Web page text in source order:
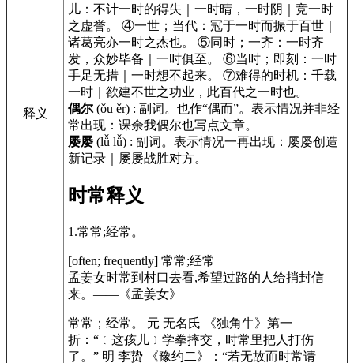
释义
儿：不计一时的得失｜一时晴，一时阴｜竞一时
之虚誉。 ④一世；当代：冠于一时而振于百世｜
诸葛亮亦一时之杰也。 ⑤同时；一齐：一时齐
发，众妙毕备｜一时俱至。 ⑥当时；即刻：一时
手足无措｜一时想不起来。 ⑦难得的时机：千载
一时｜欲建不世之功业，此百代之一时也。
偶尔 (ǒu ěr) : 副词。也作“偶而”。表示情况并非经
常出现：课余我偶尔也写点文章。
屡屡 (lǚ lǚ) : 副词。表示情况一再出现：屡屡创造
新记录｜屡屡战胜对方。
时常释义
1.常常;经常。
[often; frequently] 常常;经常
孟姜女时常到村口去看,希望过路的人给捎封信
来。—— 《孟姜女》
常常；经常。 元 无名氏 《独角牛》 第一
折：“﹝这孩儿﹞学拳摔交，时常里把人打伤
了。” 明 李贽
《豫约二》
：“若无故而时常请